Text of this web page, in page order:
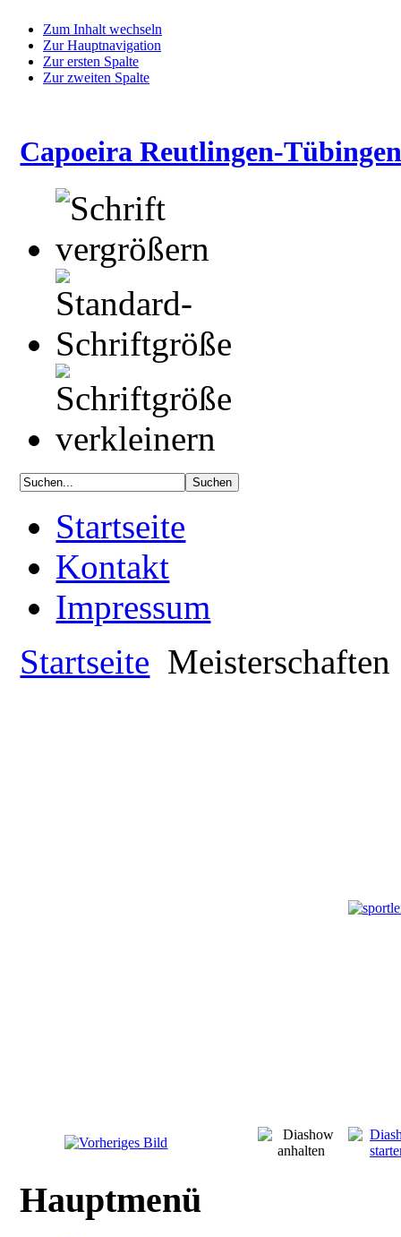
Zum Inhalt wechseln
Zur Hauptnavigation
Zur ersten Spalte
Zur zweiten Spalte
Capoeira Reutlingen-
Startseite
Kontakt
Impressum
Startseite Meisterschaften
Hauptmenü